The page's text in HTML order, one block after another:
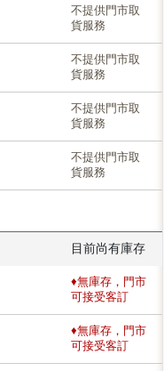
不提供門市取
貨服務
不提供門市取
貨服務
不提供門市取
貨服務
不提供門市取
貨服務
目前尚有庫存
♦無庫存，門市
可接受客訂
♦無庫存，門市
可接受客訂